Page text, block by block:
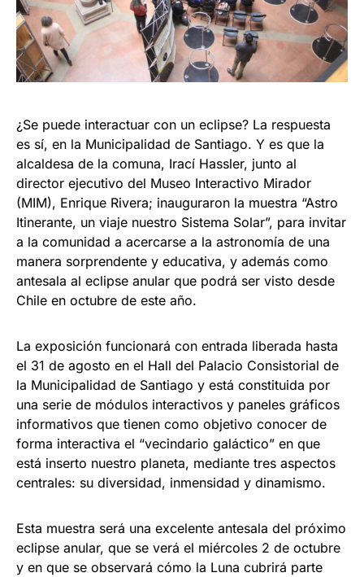
¿Se puede interactuar con un eclipse? La respuesta
es sí, en la Municipalidad de Santiago. Y es que la
alcaldesa de la comuna, Irací Hassler, junto al
director ejecutivo del Museo Interactivo Mirador
(MIM), Enrique Rivera; inauguraron la muestra “Astro
Itinerante, un viaje nuestro Sistema Solar”, para invitar
a la comunidad a acercarse a la astronomía de una
manera sorprendente y educativa, y además como
antesala al eclipse anular que podrá ser visto desde
Chile en octubre de este año.
La exposición funcionará con entrada liberada hasta
el 31 de agosto en el Hall del Palacio Consistorial de
la Municipalidad de Santiago y está constituida por
una serie de módulos interactivos y paneles gráficos
informativos que tienen como objetivo conocer de
forma interactiva el “vecindario galáctico” en que
está inserto nuestro planeta, mediante tres aspectos
centrales: su diversidad, inmensidad y dinamismo.
Esta muestra será una excelente antesala del próximo
eclipse anular, que se verá el miércoles 2 de octubre
y en que se observará cómo la Luna cubrirá parte